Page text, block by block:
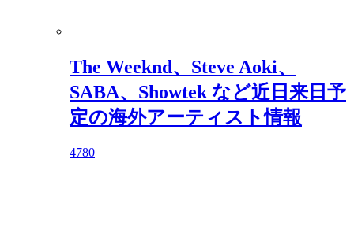
The Weeknd、Steve Aoki、
SABA、Showtek など近日来日予
定の海外アーティスト情報
4780